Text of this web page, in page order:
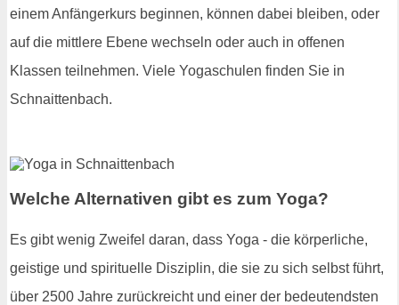
einem Anfängerkurs beginnen, können dabei bleiben, oder
auf die mittlere Ebene wechseln oder auch in offenen
Klassen teilnehmen. Viele Yogaschulen finden Sie in
Schnaittenbach.
Welche Alternativen gibt es zum Yoga?
Es gibt wenig Zweifel daran, dass Yoga - die körperliche,
geistige und spirituelle Disziplin, die sie zu sich selbst führt,
über 2500 Jahre zurückreicht und einer der bedeutendsten